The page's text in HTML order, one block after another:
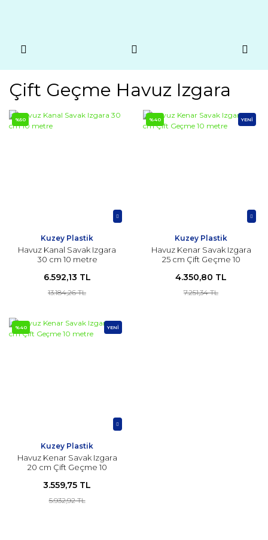
Çift Geçme Havuz Izgara
%50
Kuzey Plastik
Havuz Kanal Savak Izgara
30 cm 10 metre
6.592,13 TL
13.184,26 TL
%40 YENİ
Kuzey Plastik
Havuz Kenar Savak Izgara
25 cm Çift Geçme 10
4.350,80 TL
7.251,34 TL
%40 YENİ
Kuzey Plastik
Havuz Kenar Savak Izgara
20 cm Çift Geçme 10
3.559,75 TL
5.932,92 TL